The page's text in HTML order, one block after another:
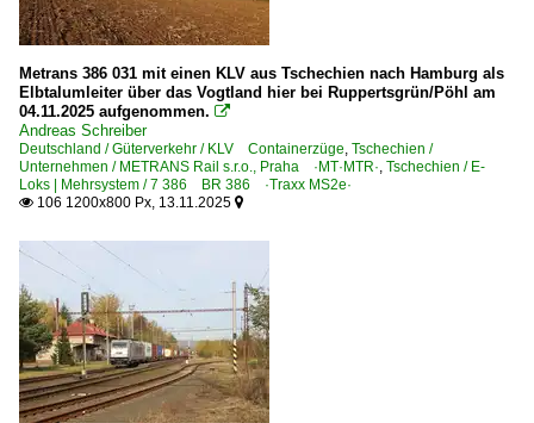
Ungarn
Regional- und Fernzüge
RegioJet Internationale Fernverkehrszüge
Strecken
KBS 1 Budapest – Komárom – Hegyeshalom (– Wien)
Metrans 386 031 mit einen KLV aus Tschechien nach Hamburg als
Elbtalumleiter über das Vogtland hier bei Ruppertsgrün/Pöhl am
04.11.2025 aufgenommen. 
Andreas Schreiber
Deutschland / Güterverkehr / KLV Containerzüge, Tschechien /
Unternehmen / METRANS Rail s.r.o., Praha ·MT·MTR·, Tschechien / E-
Loks | Mehrsystem / 7 386 BR 386 ·Traxx MS2e·
 106 1200x800 Px, 13.11.2025 